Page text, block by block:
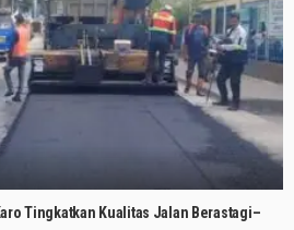
Tingkatkan Kualitas Jalan Berastagi–